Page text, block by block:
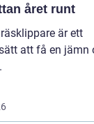
året runt
är ett
att få en jämn